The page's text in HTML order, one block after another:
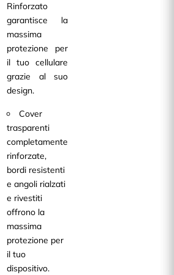
Rinforzato
garantisce la
massima
protezione per
il tuo cellulare
grazie al suo
design.
Cover
trasparenti
completamente
rinforzate,
bordi resistenti
e angoli rialzati
e rivestiti
offrono la
massima
protezione per
il tuo
dispositivo.